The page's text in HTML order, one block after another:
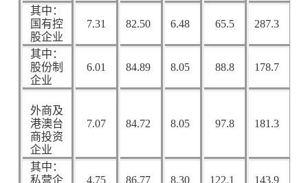
其中：
国有控
股企业
7.31 82.50 6.48 65.5 287.3
其中：
股份制
企业
6.01 84.89 8.05 88.8 178.7
外商及
港澳台
商投资
企业
7.07 84.72 8.05 97.8 181.3
其中：
私营企
4.75 86.77 8.30 122.1 143.9